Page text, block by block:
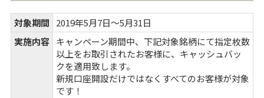
対象期間
2019年5月7日～5月31日
実施内容 キャンペーン期間中、下記対象銘柄にて指定枚数
以上をお取引されたお客様に、キャッシュバッ
クを適用致します。
新規口座開設だけではなくすべてのお客様が対象
です！